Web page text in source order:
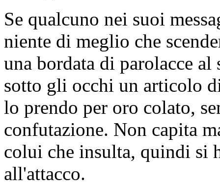
Se qualcuno nei suoi
niente di meglio che
una bordata di parolacce
sotto gli occhi un articolo
lo prendo per oro colato,
confutazione. Non capita
colui che insulta, quindi si
all'attacco.